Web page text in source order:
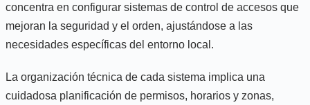
concentra en configurar sistemas de control de accesos que
mejoran la seguridad y el orden, ajustándose a las
necesidades específicas del entorno local.
La organización técnica de cada sistema implica una
cuidadosa planificación de permisos, horarios y zonas,